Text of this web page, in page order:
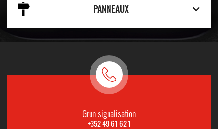
PANNEAUX
Grun signalisation
+352 49 61 62 1